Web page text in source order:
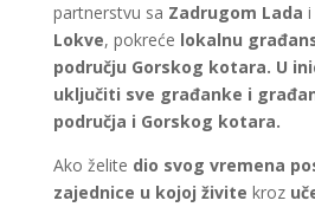
partnerstvu sa Zadrugom Lada i
Lokve, pokreće lokalnu
području Gorskog kotara. U
uključiti sve građanke i
područja i Gorskog kotara.
Ako želite dio svog vremena
zajednice u kojoj živite kroz